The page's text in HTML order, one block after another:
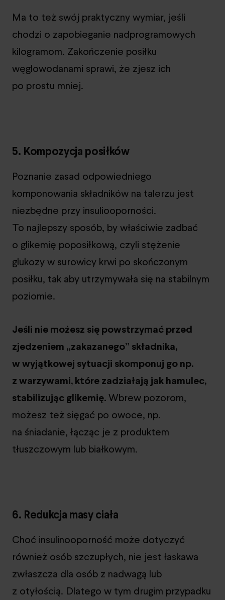
Ma to też swój praktyczny wymiar, jeśli
chodzi o zapobieganie nadprogramowych
kilogramom. Zakończenie posiłku
węglowodanami sprawi, że zjesz ich
po prostu mniej.
5. Kompozycja posiłków
Poznanie zasad odpowiedniego
komponowania składników na talerzu jest
niezbędne przy insuliooporności.
To najlepszy sposób, by właściwie zadbać
o glikemię poposiłkową, czyli stężenie
glukozy w surowicy krwi po skończonym
posiłku, tak aby utrzymywała się na stabilnym
poziomie.
Jeśli nie możesz się powstrzymać przed
zjedzeniem „zakazanego” składnika,
w wyjątkowej sytuacji skomponuj go np.
z warzywami, które zadziałają jak hamulec,
stabilizując glikemię.Wbrew pozorom,
możesz też sięgać po owoce, np.
na śniadanie, łącząc je z produktem
tłuszczowym lub białkowym.
6. Redukcja masy ciała
Choć insulinooporność może dotyczyć
również osób szczupłych, nie jest łaskawa
zwłaszcza dla osób z nadwagą lub
z otyłością. Dlatego w tym drugim przypadku